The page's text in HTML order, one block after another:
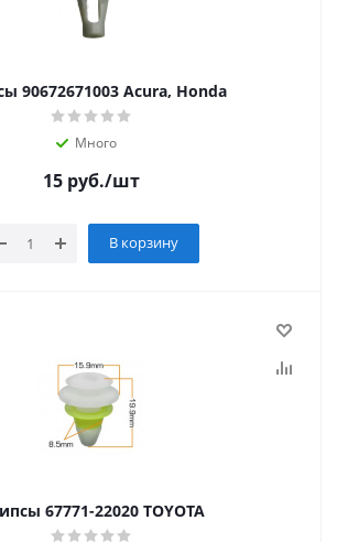
90672671003 Acura, Honda
Много
15 руб./шт
В корзину
67771-22020 TOYOTA